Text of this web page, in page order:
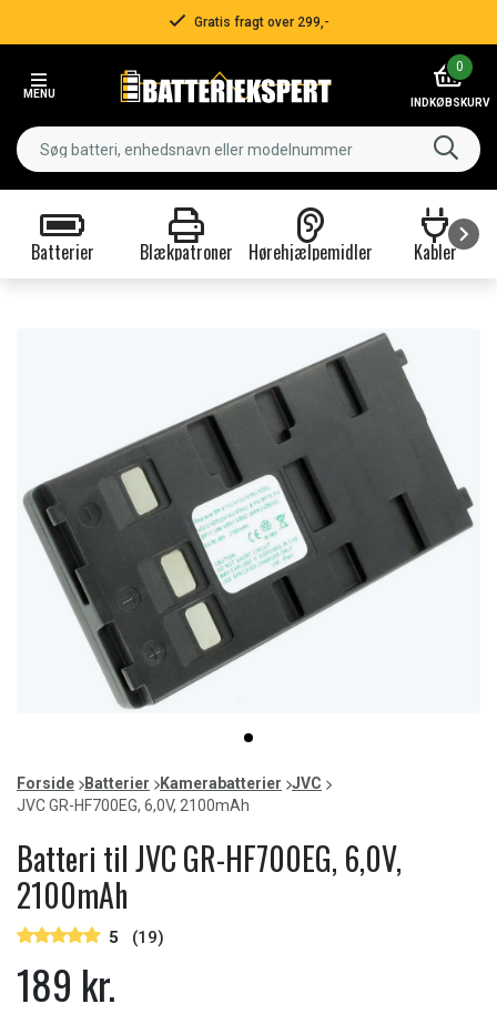
Gratis fragt over 299,-
MENU
0
INDKØBSKURV
Batterier Blækpatroner Hørehjælpemidler Kabler
item
0
of
1
Forside Batterier Kamerabatterier
JVC
JVC GR-HF700EG, 6,0V, 2100mAh
Batteri til JVC GR-HF700EG, 6,0V,
2100mAh
5 (19)
189 kr.